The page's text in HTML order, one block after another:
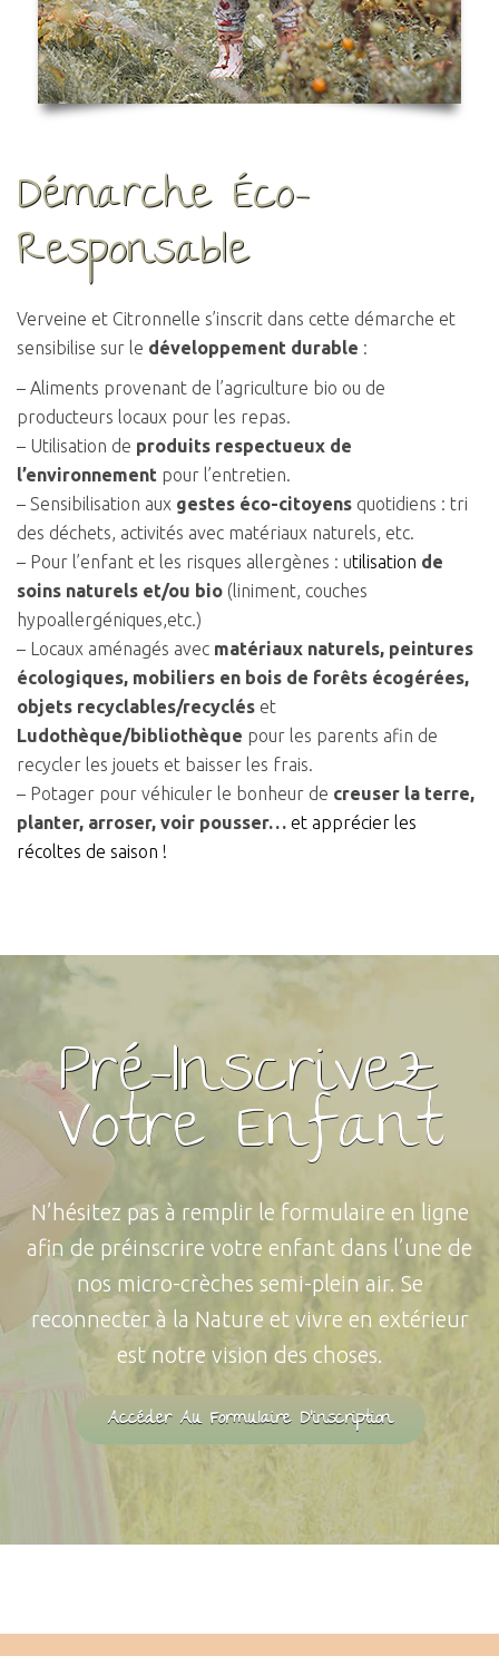
Démarche Éco-
Responsable
Verveine et Citronnelle s’inscrit dans cette démarche et
sensibilise sur le développement durable :
– Aliments provenant de l’agriculture bio ou de
producteurs locaux pour les repas.
– Utilisation de produits respectueux de
l’environnement pour l’entretien.
– Sensibilisation aux gestes éco-citoyens quotidiens : tri
des déchets, activités avec matériaux naturels, etc.
– Pour l’enfant et les risques allergènes : utilisation de
soins naturels et/ou bio (liniment, couches
hypoallergéniques,etc.)
– Locaux aménagés avec matériaux naturels, peintures
écologiques, mobiliers en bois de forêts écogérées,
objets recyclables/recyclés et
Ludothèque/bibliothèque pour les parents afin de
recycler les jouets et baisser les frais.
– Potager pour véhiculer le bonheur de creuser la terre,
planter, arroser, voir pousser… et apprécier les
récoltes de saison !
Pré-Inscrivez
Votre Enfant
N’hésitez pas à remplir le formulaire en ligne
afin de préinscrire votre enfant dans l’une de
nos micro-crèches semi-plein air. Se
reconnecter à la Nature et vivre en extérieur
est notre vision des choses.
Accéder Au Formulaire D'inscription